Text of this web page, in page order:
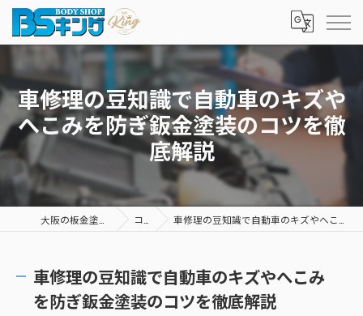
車修理の豆知識で自動車のキズや
へこみを防ぎ鈑金塗装のコツを徹
底解説
コラム 車修理の豆知識で自動車のキズやへこみを防ぎ鈑金塗装のコツを徹底解説
車修理の豆知識で自動車のキズやへこみ
を防ぎ鈑金塗装のコツを徹底解説